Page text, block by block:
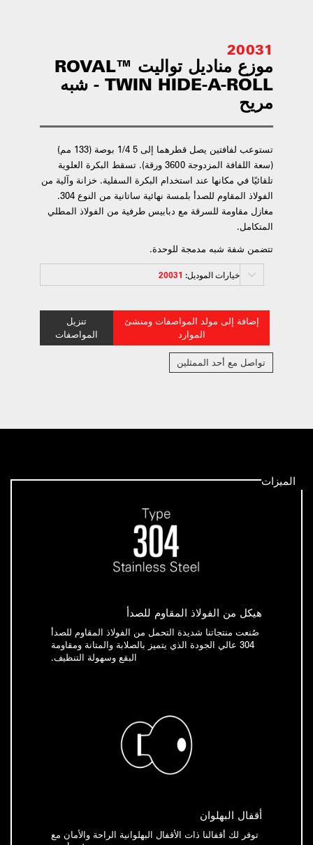
20031
موزع مناديل تواليت ROVAL™
TWIN HIDE-A-ROLL - شبه
مريح
تستوعب لفافتين يصل قطرهما إلى 5 1/4 بوصة (133 مم)
(سعة اللفافة المزدوجة 3600 ورقة). تسقط البكرة العلوية
تلقائيًا في مكانها عند استخدام البكرة السفلية. خزانة وآلية من
الفولاذ المقاوم للصدأ بلمسة نهائية ساتانية من النوع 304.
مغازل مقاومة للسرقة مع دبابيس طرفية من الفولاذ المطلي
المتكامل.
تتضمن شفة شبه مدمجة للوحدة.
خيارات الموديل: 20031
إضافة إلى مولد المواصفات ومنشئ
الموارد
تنزيل
المواصفات
تواصل مع أحد الممثلين
الميزات
هيكل من الفولاذ المقاوم للصدأ
صُنعت منتجاتنا شديدة التحمل من الفولاذ المقاوم للصدأ
304 عالي الجودة الذي يتميز بالصلابة والمتانة ومقاومة
البقع وسهولة التنظيف.
أقفال البهلوان
توفر لك أقفالنا ذات الأقفال البهلوانية الراحة والأمان مع